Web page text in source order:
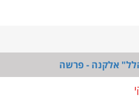
אלקנה - פרשה